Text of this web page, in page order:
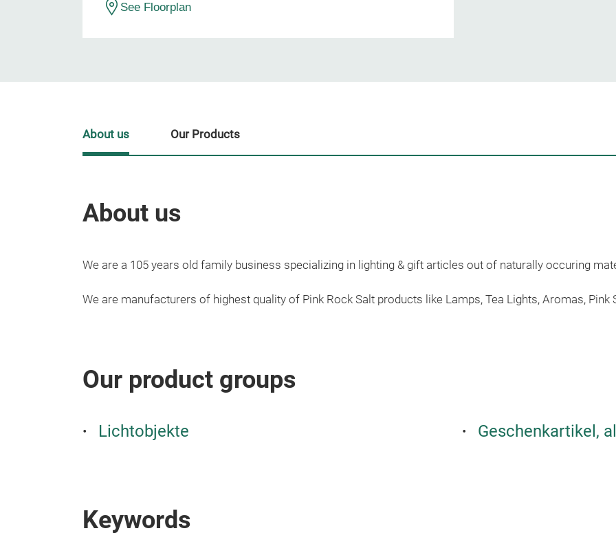
See Floorplan
About us
We are a 105 years old family business specializing in lighting & gift articles out of naturally occuring
We are manufacturers of highest quality of Pink Rock Salt products like Lamps, Tea Lights, Aromas, Pink
Our product groups
Lichtobjekte Geschenkartikel,
Keywords
About us Our Products